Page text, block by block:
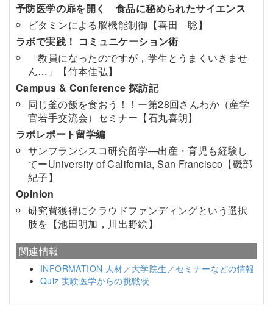
予防医学の扉を開く 食品に秘められたサイエンス
ビタミンによる脳機能制御【喜田 聡】
ラボで実践！ コミュニケーション術
「教員になったのですが，学生とうまくいきませ
ん…」【竹本佳弘】
Campus & Conference 探訪記
同じ釜の飯を食おう！！ー第28回さんわか（産学
官若手交流会）セミナー【石丸喜朗】
ラボレポート留学編
サンフランシスコ研究留学―出産・育児も経験し
てーUniversity of California, San Francisco【磯部
紀子】
Opinion
研究費獲得にクラウドファンディングという選択
肢を【池田明加，川出野絵】
関連情報
INFORMATION 人材／大学院生／セミナーなどの情報
Quiz 実験医学からの挑戦状